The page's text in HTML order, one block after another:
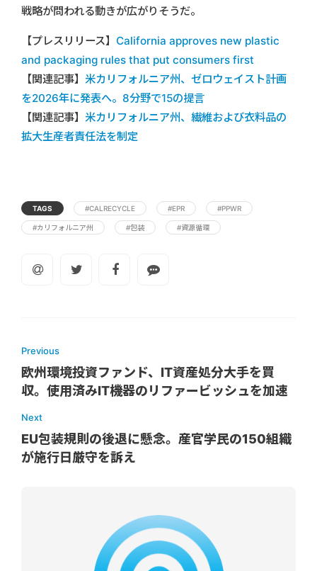
戦略が問われる動きが広がりそうだ。
【プレスリリース】 California approves new plastic
and packaging rules that put consumers first
【関連記事】 米カリフォルニア州、ゼロウェイスト計画
を2026年に発表へ。8分野で15の提言
【関連記事】 米カリフォルニア州、繊維および衣料品の
拡大生産者責任法を制定
TAGS #CALRECYCLE #EPR #PPWR
#カリフォルニア州 #包装 #資源循環
Previous
欧州環境投資ファンド、IT資産処分大手を買
収。使用済みIT機器のリファービッシュを加速
Next
EU包装規則の後退に懸念。産官学民の150組織
が施行日厳守を訴え